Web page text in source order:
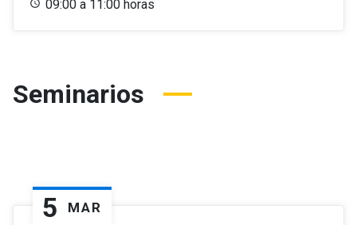
09:00 a 11:00 horas
Seminarios
5 MAR